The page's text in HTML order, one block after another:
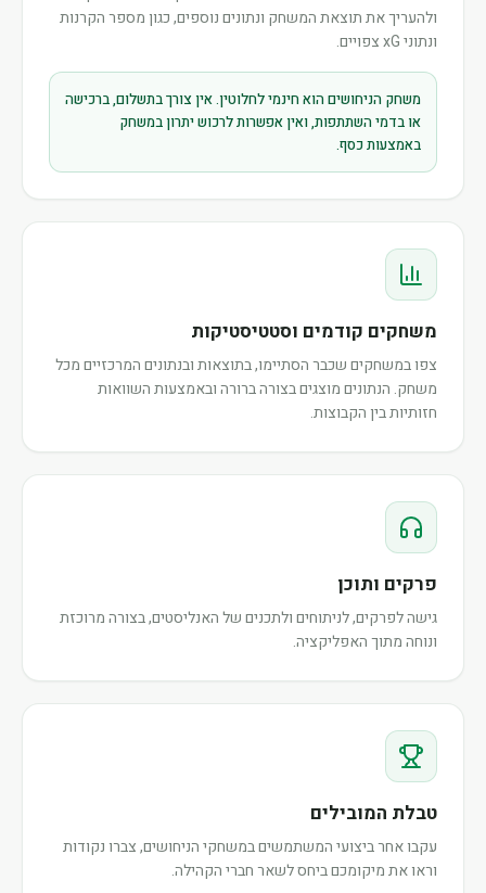
ולהעריך את תוצאת המשחק ונתונים נוספים, כגון מספר הקרנות
ונתוני xG צפויים.
משחק הניחושים הוא חינמי לחלוטין. אין צורך בתשלום, ברכישה
או בדמי השתתפות, ואין אפשרות לרכוש יתרון במשחק
באמצעות כסף.
משחקים קודמים וסטטיסטיקות
צפו במשחקים שכבר הסתיימו, בתוצאות ובנתונים המרכזיים מכל
משחק. הנתונים מוצגים בצורה ברורה ובאמצעות השוואות
חזותיות בין הקבוצות.
פרקים ותוכן
גישה לפרקים, לניתוחים ולתכנים של האנליסטים, בצורה מרוכזת
ונוחה מתוך האפליקציה.
טבלת המובילים
עקבו אחר ביצועי המשתמשים במשחקי הניחושים, צברו נקודות
וראו את מיקומכם ביחס לשאר חברי הקהילה.